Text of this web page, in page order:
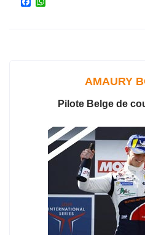
AMAURY
Pilote Belge de